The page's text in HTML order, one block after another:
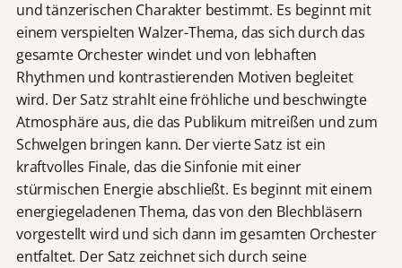
und tänzerischen Charakter bestimmt. Es beginnt mit
einem verspielten Walzer-Thema, das sich durch das
gesamte Orchester windet und von lebhaften
Rhythmen und kontrastierenden Motiven begleitet
wird. Der Satz strahlt eine fröhliche und beschwingte
Atmosphäre aus, die das Publikum mitreißen und zum
Schwelgen bringen kann. Der vierte Satz ist ein
kraftvolles Finale, das die Sinfonie mit einer
stürmischen Energie abschließt. Es beginnt mit einem
energiegeladenen Thema, das von den Blechbläsern
vorgestellt wird und sich dann im gesamten Orchester
entfaltet. Der Satz zeichnet sich durch seine